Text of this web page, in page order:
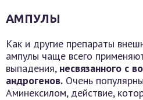
АМПУЛЫ
Как и другие препараты
ампулы чаще всего
выпадения, несвязанного с
андрогенов. Очень
Аминексилом, действие,